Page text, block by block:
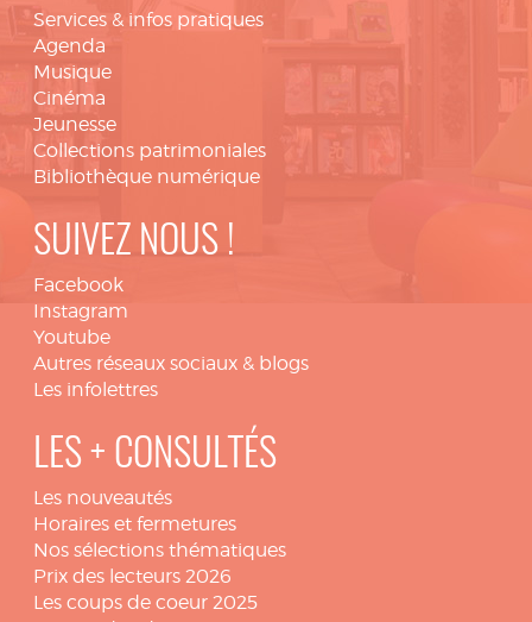
Services & infos pratiques
Agenda
Musique
Cinéma
Jeunesse
Collections patrimoniales
Bibliothèque numérique
SUIVEZ NOUS !
Facebook
Instagram
Youtube
Autres réseaux sociaux & blogs
Les infolettres
LES + CONSULTÉS
Les nouveautés
Horaires et fermetures
Nos sélections thématiques
Prix des lecteurs 2026
Les coups de coeur 2025